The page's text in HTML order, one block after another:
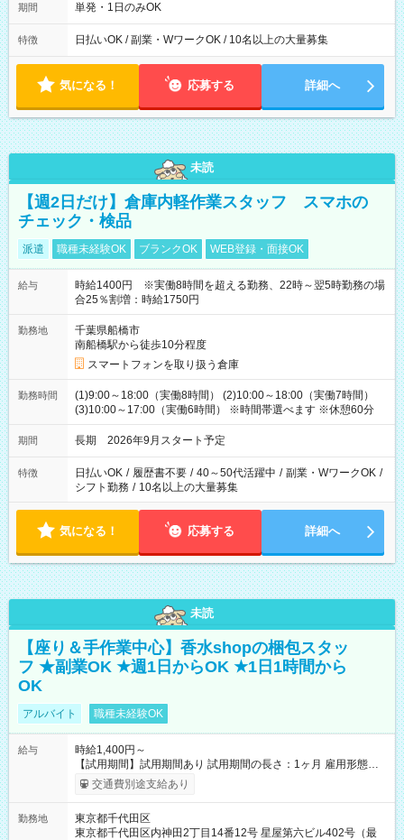
期間 単発・1日のみOK
特徴 日払いOK / 副業・WワークOK / 10名以上の大量募集
気になる！ 応募する 詳細へ
未読
【週2日だけ】倉庫内軽作業スタッフ スマホの
チェック・検品
派遣 職種未経験OK ブランクOK WEB登録・面接OK
給与
時給1400円 ※実働8時間を超える勤務、22時～翌5時勤務の場
合25％割増：時給1750円
勤務地
千葉県船橋市
南船橋駅から徒歩10分程度
スマートフォンを取り扱う倉庫
勤務時間
(1)9:00～18:00（実働8時間） (2)10:00～18:00（実働7時間）
(3)10:00～17:00（実働6時間） ※時間帯選べます ※休憩60分
期間 長期 2026年9月スタート予定
特徴 日払いOK / 履歴書不要 / 40～50代活躍中 / 副業・WワークOK /
シフト勤務 / 10名以上の大量募集
気になる！ 応募する 詳細へ
未読
【座り＆手作業中心】香水shopの梱包スタッ
フ ★副業OK ★週1日からOK ★1日1時間から
OK
アルバイト 職種未経験OK
給与
時給1,400円～
【試用期間】試用期間あり 試用期間の長さ：1ヶ月 雇用形態、
給与は本採用時と同じです。
交通費別途支給あり
勤務地
東京都千代田区
東京都千代田区内神田2丁目14番12号 星屋第六ビル402号（最